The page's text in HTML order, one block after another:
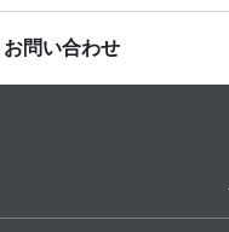
お問い合わせ